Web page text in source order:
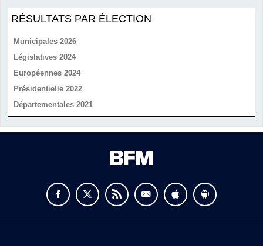
RÉSULTATS PAR ÉLECTION
Municipales 2026
Législatives 2024
Européennes 2024
Présidentielle 2022
Départementales 2021
v